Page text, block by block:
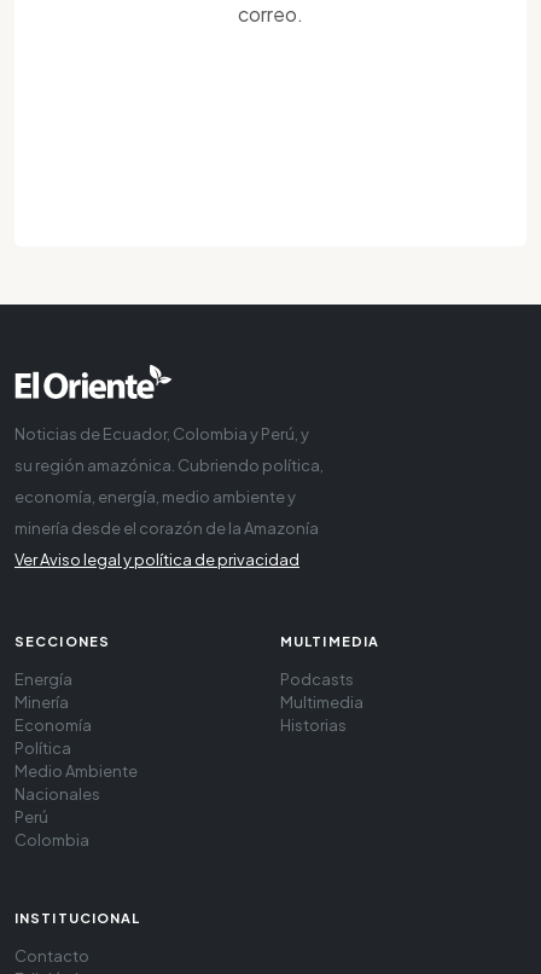
correo.
Noticias de Ecuador, Colombia y Perú, y
su región amazónica. Cubriendo política,
economía, energía, medio ambiente y
minería desde el corazón de la Amazonía
Ver Aviso legal y política de privacidad
SECCIONES
Energía
Minería
Economía
Política
Medio Ambiente
Nacionales
Perú
Colombia
MULTIMEDIA
Podcasts
Multimedia
Historias
INSTITUCIONAL
Contacto